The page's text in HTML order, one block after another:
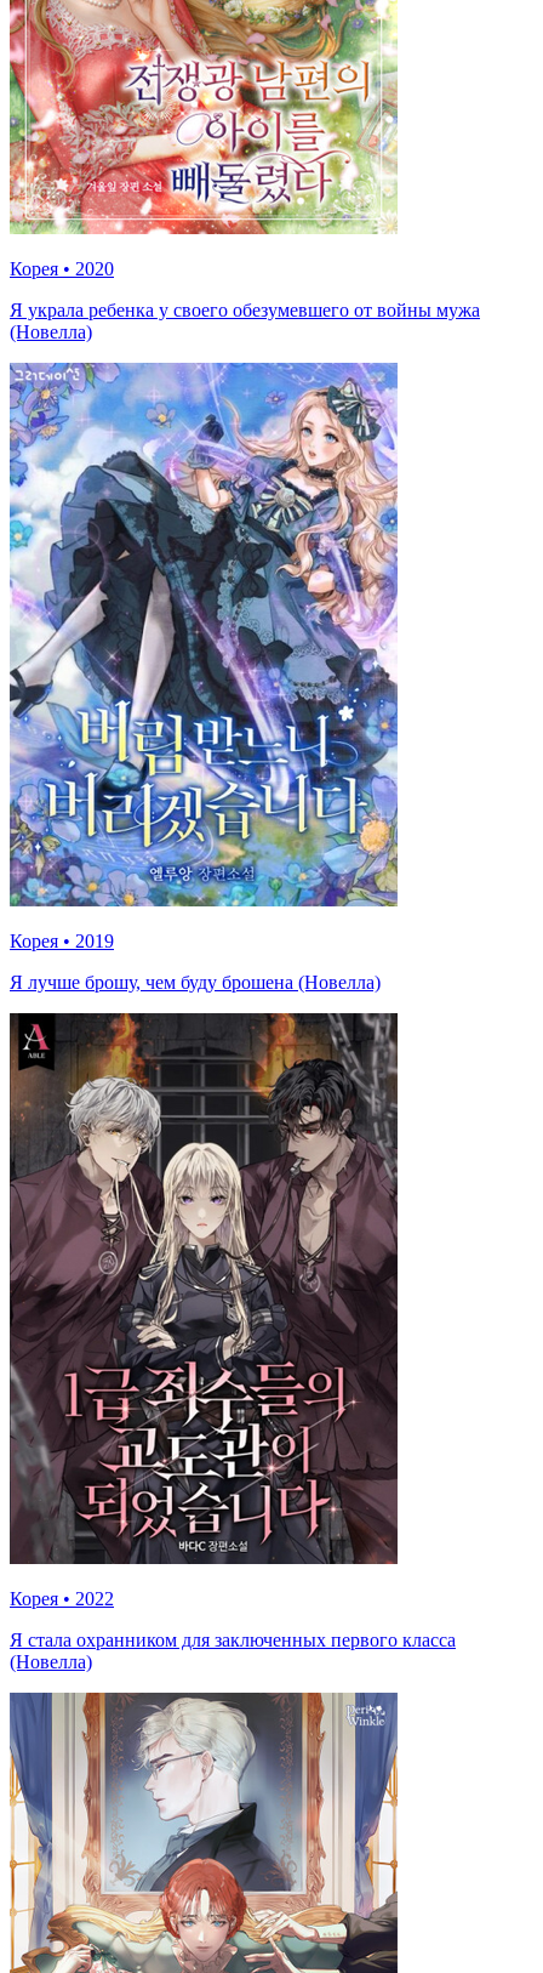
Корея • 2020
Я украла ребенка у своего обезумевшего от войны мужа
(Новелла)
Корея • 2019
Я лучше брошу, чем буду брошена (Новелла)
Корея • 2022
Я стала охранником для заключенных первого класса
(Новелла)